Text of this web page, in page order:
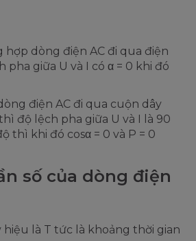
dòng điện AC đi qua điện
giữa U và I có α = 0 khi đó
điện AC đi qua cuộn dây
độ lệch pha giữa U và I là 90
thì khi đó cosα = 0 và P = 0
số của dòng điện
hiệu là T tức là khoảng thời gian